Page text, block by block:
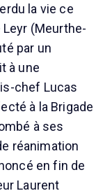
la vie ce
(Meurthe-
par un
à une
chef Lucas
à la Brigade
à ses
réanimation
en fin de
Laurent